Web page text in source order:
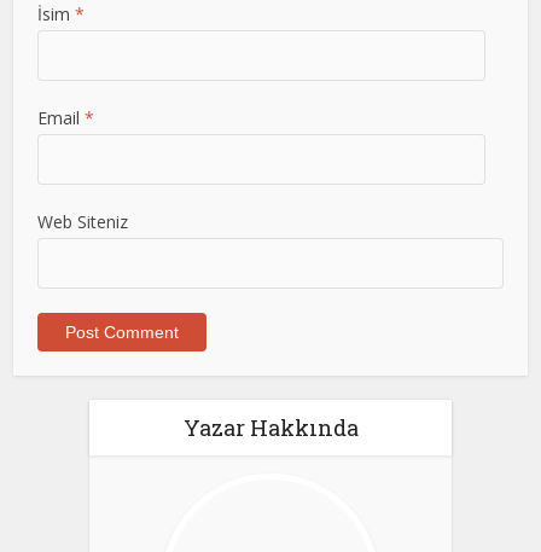
İsim *
Email *
Web Siteniz
Yazar Hakkında